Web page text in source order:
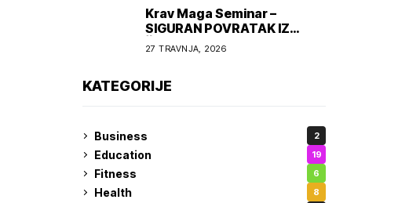
Krav Maga Seminar –
SIGURAN POVRATAK IZ
ŠKOLE
27 TRAVNJA, 2026
KATEGORIJE
Business 2
Education 19
Fitness 6
Health 8